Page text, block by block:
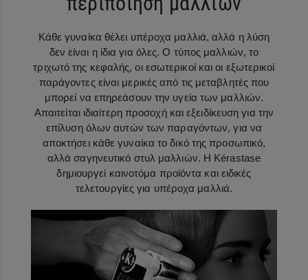
Κάθε γυναίκα θέλει υπέροχα μαλλιά, αλλά η λύση
δεν είναι η ίδια για όλες. Ο τύπος μαλλιών, το
τριχωτό της κεφαλής, οι εσωτερικοί και οι εξωτερικοί
παράγοντες είναι μερικές από τις μεταβλητές που
μπορεί να επηρεάσουν την υγεία των μαλλιών.
Απαιτείται ιδιαίτερη προσοχή και εξειδίκευση για την
επίλυση όλων αυτών των παραγόντων, για να
αποκτήσει κάθε γυναίκα το δικό της προσωπικό,
αλλά σαγηνευτικό στυλ μαλλιών. Η Kérastase
δημιουργεί καινοτόμα προϊόντα και ειδικές
τελετουργίες για υπέροχα μαλλιά.